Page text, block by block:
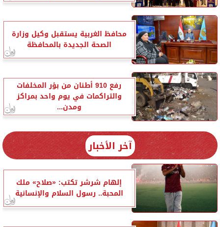
محافظ الغربية يستقبل وكيل وزارة
الصحة الجديدة بالمحافظة
رفع 910 أطنان من بؤر المخلفات
والتراكمات في يوم واحد بمراكز
ومدن...
آخر الأخبار
إلهام شرشر تكتب: «صلاح» ملك
المحبة.. رسول السلام والإنسانية